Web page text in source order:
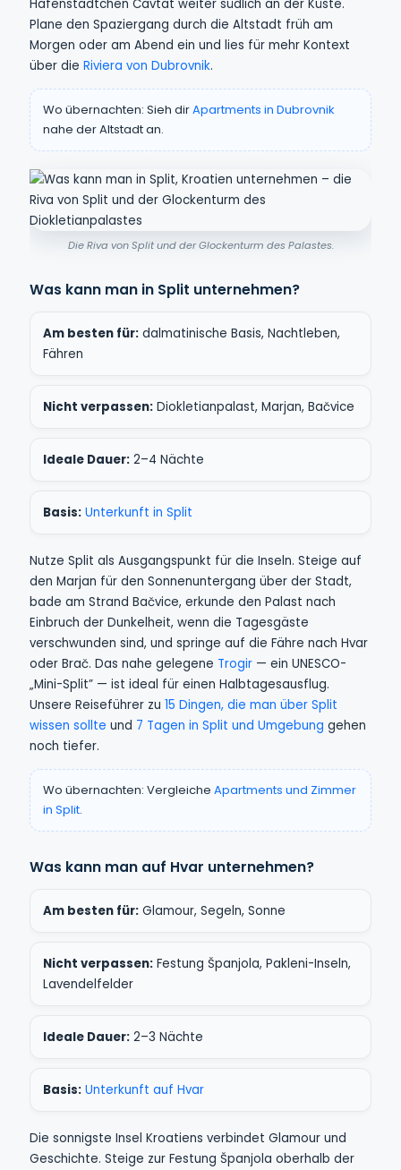
Hafenstädtchen Cavtat weiter südlich an der Küste.
Plane den Spaziergang durch die Altstadt früh am
Morgen oder am Abend ein und lies für mehr Kontext
über die Riviera von Dubrovnik.
Wo übernachten: Sieh dirApartments in Dubrovnik
nahe der Altstadt an.
Die Riva von Split und der Glockenturm des Palastes.
Was kann man in Split unternehmen?
Am besten für: dalmatinische Basis, Nachtleben,
Fähren
Nicht verpassen: Diokletianpalast, Marjan, Bačvice
Ideale Dauer: 2–4 Nächte
Basis: Unterkunft in Split
Nutze Split als Ausgangspunkt für die Inseln. Steige auf
den Marjan für den Sonnenuntergang über der Stadt,
bade am Strand Bačvice, erkunde den Palast nach
Einbruch der Dunkelheit, wenn die Tagesgäste
verschwunden sind, und springe auf die Fähre nach Hvar
oder Brač. Das nahe gelegene Trogir — ein UNESCO-
„Mini-Split” — ist ideal für einen Halbtagesausflug.
Unsere Reiseführer zu 15 Dingen, die man über Split
wissen sollte und 7 Tagen in Split und Umgebung gehen
noch tiefer.
Wo übernachten: Vergleiche Apartments und Zimmer
in Split.
Was kann man auf Hvar unternehmen?
Am besten für: Glamour, Segeln, Sonne
Nicht verpassen: Festung Španjola, Pakleni-Inseln,
Lavendelfelder
Ideale Dauer: 2–3 Nächte
Basis: Unterkunft auf Hvar
Die sonnigste Insel Kroatiens verbindet Glamour und
Geschichte. Steige zur Festung Španjola oberhalb der